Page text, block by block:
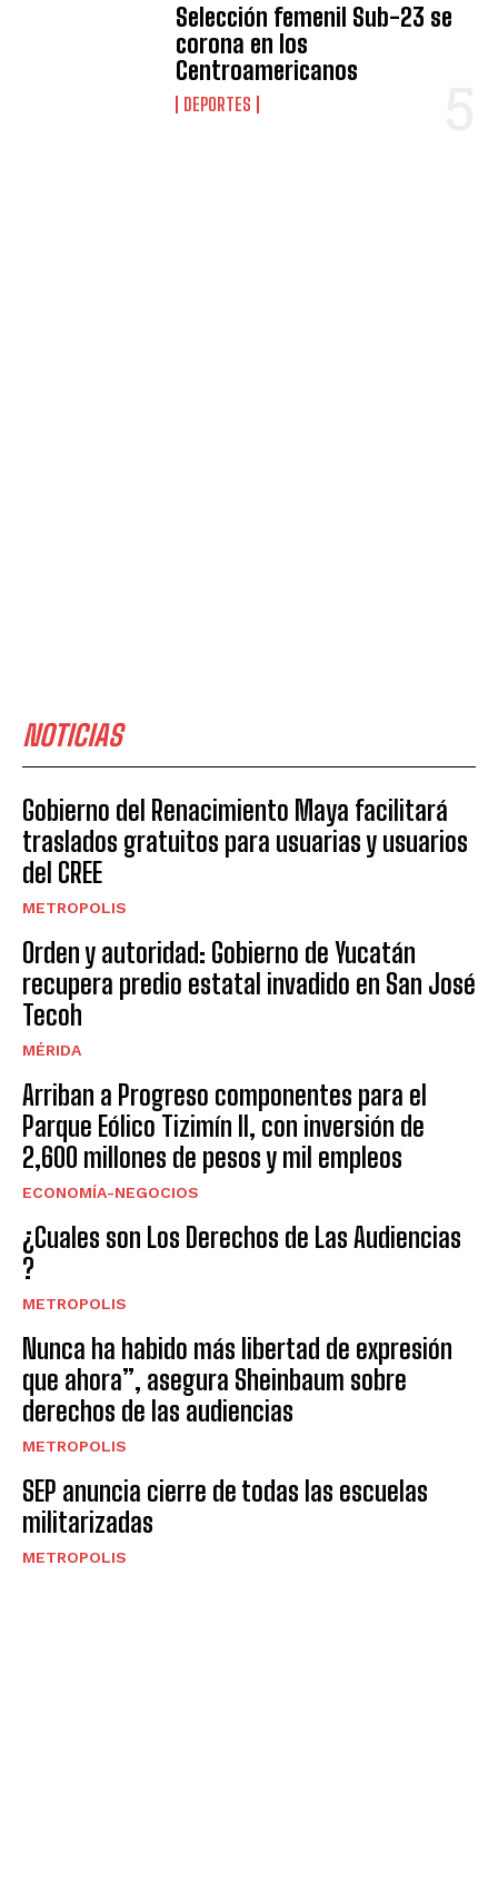
Selección femenil Sub-23 se
corona en los
Centroamericanos
DEPORTES
NOTICIAS
Gobierno del Renacimiento Maya facilitará
traslados gratuitos para usuarias y usuarios
del CREE
METROPOLIS
Orden y autoridad: Gobierno de Yucatán
recupera predio estatal invadido en San José
Tecoh
MÉRIDA
Arriban a Progreso componentes para el
Parque Eólico Tizimín II, con inversión de
2,600 millones de pesos y mil empleos
ECONOMÍA-NEGOCIOS
¿Cuales son Los Derechos de Las Audiencias
?
METROPOLIS
Nunca ha habido más libertad de expresión
que ahora”, asegura Sheinbaum sobre
derechos de las audiencias
METROPOLIS
SEP anuncia cierre de todas las escuelas
militarizadas
METROPOLIS